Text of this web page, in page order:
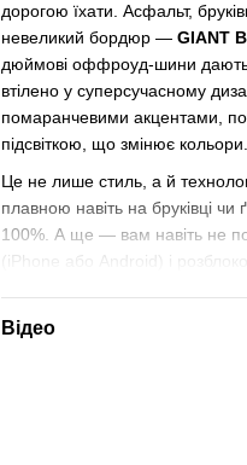
дорогою їхати. Асфальт,
невеликий бордюр — GIANT
дюймові оффроуд-шини дають
втілено у суперсучасному
помаранчевими акцентами,
підсвіткою, що змінює
Це не лише стиль, а й
плавною навіть на бруківці чи
100%. А ще — вам навіть не
(iPhone або Android) і
Три версії для різних
GIANT Blade GT
Відео